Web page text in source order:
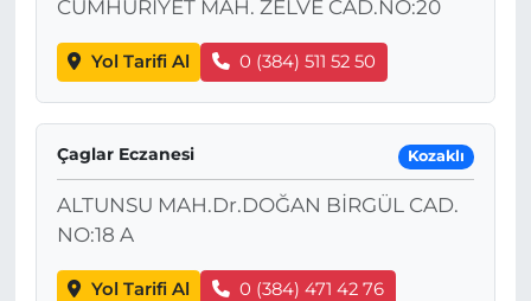
CUMHURİYET MAH. ZELVE CAD.NO:20
Yol Tarifi Al 0 (384) 511 52 50
Çaglar Eczanesi Kozaklı
ALTUNSU MAH.Dr.DOĞAN BİRGÜL CAD.
NO:18 A
Yol Tarifi Al 0 (384) 471 42 76